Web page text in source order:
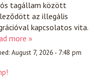
tagállam között
az illegális
kapcsolatos vita.
more »
August 7, 2026 - 7:48 pm